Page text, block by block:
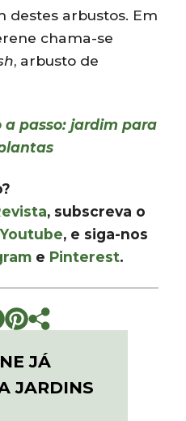
destes arbustos. Em
chama-se
, arbusto de
a passo: jardim para
, subscreva o
Youtube, e siga-nos
e Pinterest.
JÁ
JARDINS